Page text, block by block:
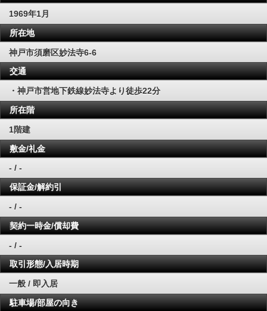
1969年1月
所在地
神戸市須磨区妙法寺6-6
交通
・神戸市営地下鉄線妙法寺より徒歩22分
所在階
1階建
敷金/礼金
- / -
保証金/解約引
- / -
契約一時金/償却費
- / -
取引形態/入居時期
一般 / 即入居
駐車場/部屋の向き